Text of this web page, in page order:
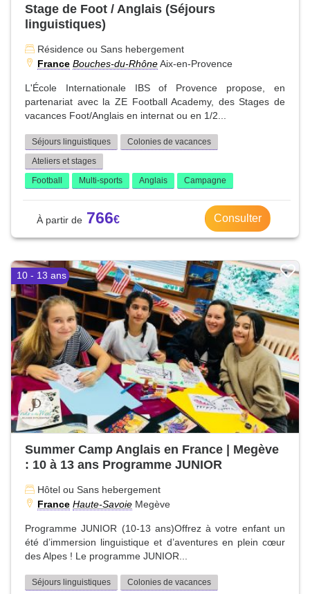
Stage de Foot / Anglais (Séjours
linguistiques)
Résidence ou Sans hebergement
France Bouches-du-RhôneAix-en-Provence
L'École Internationale IBS of Provence propose, en
partenariat avec la ZE Football Academy, des Stages de
vacances Foot/Anglais en internat ou en 1/2...
Séjours linguistiques
Colonies de vacances
Ateliers et stages
Football
Multi-sports Anglais Campagne
766 Consulter
10 - 13 ans
Summer Camp Anglais en France | Megève
: 10 à 13 ans Programme JUNIOR
Hôtel ou Sans hebergement
France Haute-Savoie Megève
Programme JUNIOR (10-13 ans)Offrez à votre enfant un
été d’immersion linguistique et d’aventures en plein cœur
des Alpes ! Le programme JUNIOR...
Séjours linguistiques Colonies de vacances